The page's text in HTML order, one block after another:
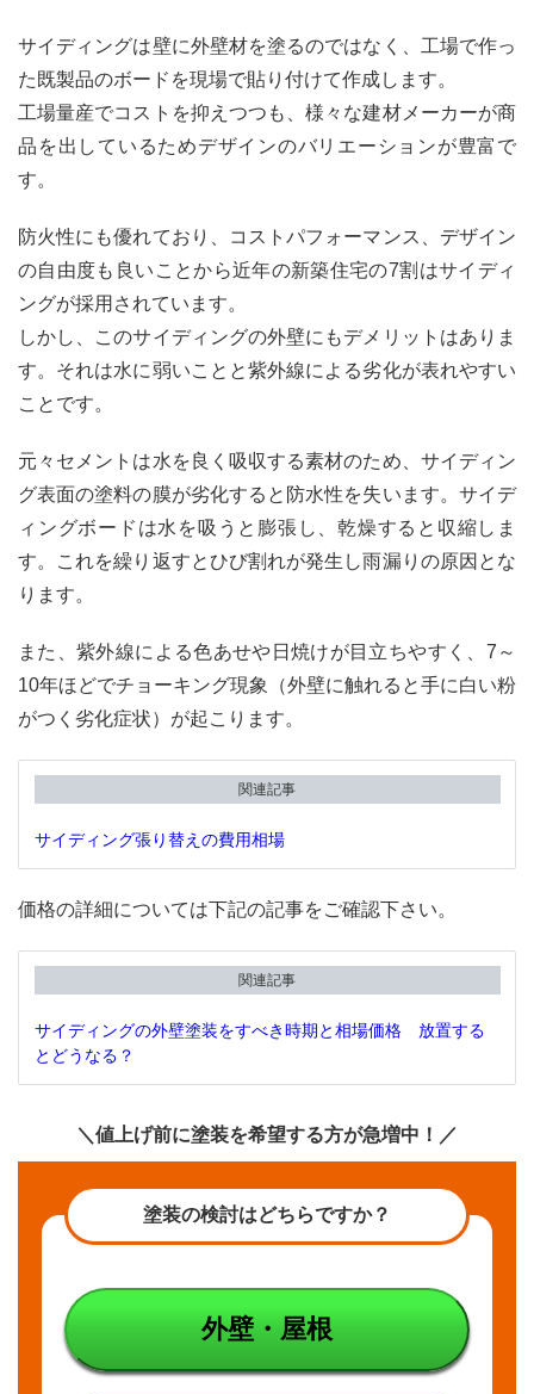
合）
8
外壁
材の
種類
と
め：
失敗
しな
い選
び方
サイディングは壁に外壁材を塗るのではなく、工場で作っ
た既製品のボードを現場で貼り付けて作成します。
工場量産でコストを抑えつつも、様々な建材メーカーが商
品を出しているためデザインのバリエーションが豊富で
す。
防火性にも優れており、コストパフォーマンス、デザイン
の自由度も良いことから近年の新築住宅の7割はサイディ
ングが採用されています。
しかし、このサイディングの外壁にもデメリットはありま
す。それは水に弱いことと紫外線による劣化が表れやすい
ことです。
元々セメントは水を良く吸収する素材のため、サイディン
グ表面の塗料の膜が劣化すると防水性を失います。サイデ
ィングボードは水を吸うと膨張し、乾燥すると収縮しま
す。これを繰り返すとひび割れが発生し雨漏りの原因とな
ります。
また、紫外線による色あせや日焼けが目立ちやすく、7～
10年ほどでチョーキング現象（外壁に触れると手に白い粉
がつく劣化症状）が起こります。
関連記事
サイディング張り替えの費用相場
価格の詳細については下記の記事をご確認下さい。
関連記事
サイディングの外壁塗装をすべき時期と相場価格 放置する
とどうなる？
＼値上げ前に塗装を希望する方が急増中！／
塗装の検討はどちらですか？
外壁・屋根